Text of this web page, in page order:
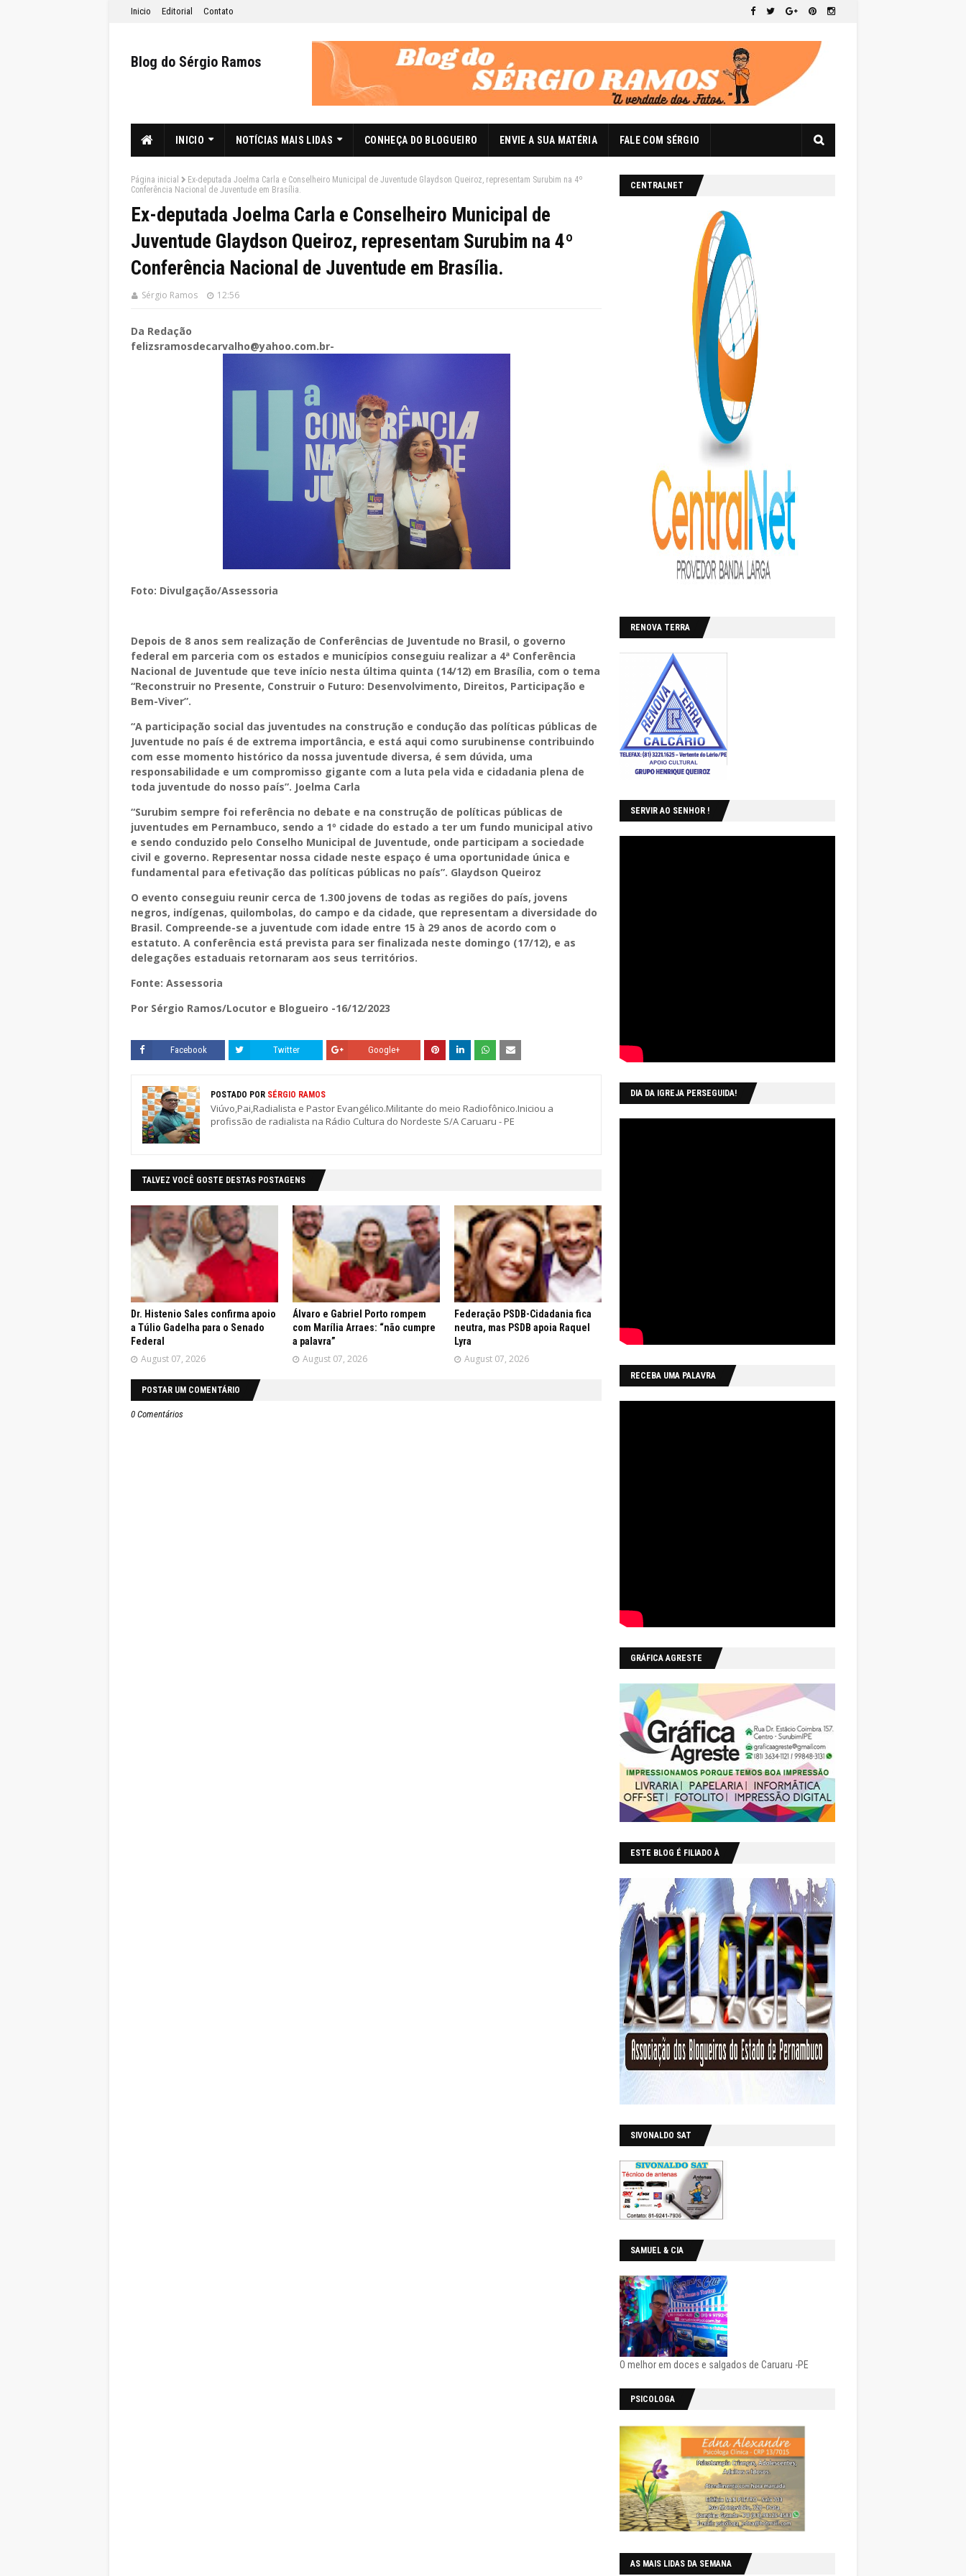
Inicio Editorial Contato
Blog do Sérgio Ramos
INICIO NOTÍCIAS MAIS LIDAS CONHEÇA DO BLOGUEIRO ENVIE A SUA MATÉRIA FALE COM SÉRGIO
Página inicial
Ex-deputada Joelma Carla e Conselheiro Municipal de Juventude Glaydson Queiroz, representam Surubim na 4º
Conferência Nacional de Juventude em Brasília.
Ex-deputada Joelma Carla e Conselheiro Municipal de
Juventude Glaydson Queiroz, representam Surubim na 4º
Conferência Nacional de Juventude em Brasília.
Sérgio Ramos 12:56
Da Redação
felizsramosdecarvalho@yahoo.com.br-
Foto: Divulgação/Assessoria
Depois de 8 anos sem realização de Conferências de Juventude no Brasil, o governo
federal em parceria com os estados e municípios conseguiu realizar a 4ª Conferência
Nacional de Juventude que teve início nesta última quinta (14/12) em Brasília, com o tema
“Reconstruir no Presente, Construir o Futuro: Desenvolvimento, Direitos, Participação e
Bem-Viver”.
“A participação social das juventudes na construção e condução das políticas públicas de
Juventude no país é de extrema importância, e está aqui como surubinense contribuindo
com esse momento histórico da nossa juventude diversa, é sem dúvida, uma
responsabilidade e um compromisso gigante com a luta pela vida e cidadania plena de
toda juventude do nosso país”. Joelma Carla
“Surubim sempre foi referência no debate e na construção de políticas públicas de
juventudes em Pernambuco, sendo a 1º cidade do estado a ter um fundo municipal ativo
e sendo conduzido pelo Conselho Municipal de Juventude, onde participam a sociedade
civil e governo. Representar nossa cidade neste espaço é uma oportunidade única e
fundamental para efetivação das políticas públicas no país”. Glaydson Queiroz
O evento conseguiu reunir cerca de 1.300 jovens de todas as regiões do país, jovens
negros, indígenas, quilombolas, do campo e da cidade, que representam a diversidade do
Brasil. Compreende-se a juventude com idade entre 15 à 29 anos de acordo com o
estatuto. A conferência está prevista para ser finalizada neste domingo (17/12), e as
delegações estaduais retornaram aos seus territórios.
Fonte: Assessoria
Por Sérgio Ramos/Locutor e Blogueiro -16/12/2023
Facebook Twitter Google+
POSTADO POR SÉRGIO RAMOS
Viúvo,Pai,Radialista e Pastor Evangélico.Militante do meio Radiofônico.Iniciou a
profissão de radialista na Rádio Cultura do Nordeste S/A Caruaru - PE
TALVEZ VOCÊ GOSTE DESTAS POSTAGENS
Dr. Histenio Sales confirma apoio
a Túlio Gadelha para o Senado
Federal
August 07, 2026
Álvaro e Gabriel Porto rompem
com Marília Arraes: “não cumpre
a palavra”
August 07, 2026
Federação PSDB-Cidadania fica
neutra, mas PSDB apoia Raquel
Lyra
August 07, 2026
POSTAR UM COMENTÁRIO
0 Comentários
CENTRALNET
RENOVA TERRA
SERVIR AO SENHOR !
DIA DA IGREJA PERSEGUIDA!
RECEBA UMA PALAVRA
GRÁFICA AGRESTE
ESTE BLOG É FILIADO À
SIVONALDO SAT
SAMUEL & CIA
O melhor em doces e salgados de Caruaru -PE
PSICOLOGA
AS MAIS LIDAS DA SEMANA